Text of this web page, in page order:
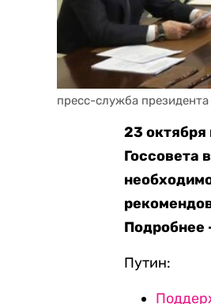
пресс-служба
23 октября
Госсовета
Подробнее
Путин: